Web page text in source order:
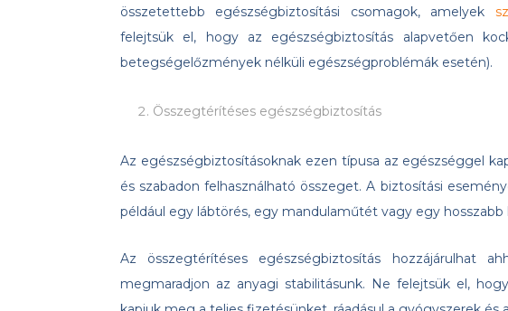
összetettebb egészségbiztosítási csomagok, amelyek
felejtsük el, hogy az egészségbiztosítás alapvetően
betegségelőzmények nélküli egészségproblémák esetén).
Összegtérítéses egészségbiztosítás
Az egészségbiztosításoknak ezen típusa az egészséggel
és szabadon felhasználható összeget. A biztosítási
például egy lábtörés, egy mandulaműtét vagy egy hosszabb
Az összegtérítéses egészségbiztosítás hozzájárulhat
megmaradjon az anyagi stabilitásunk. Ne felejtsük el,